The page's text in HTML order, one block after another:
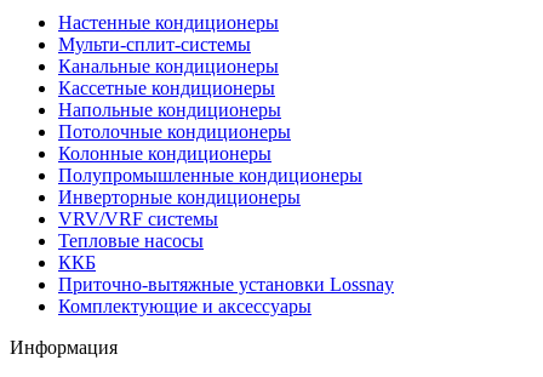
Настенные кондиционеры
Мульти-сплит-системы
Канальные кондиционеры
Кассетные кондиционеры
Напольные кондиционеры
Потолочные кондиционеры
Колонные кондиционеры
Полупромышленные кондиционеры
Инверторные кондиционеры
VRV/VRF системы
Тепловые насосы
ККБ
Приточно-вытяжные установки Lossnay
Комплектующие и аксессуары
Информация